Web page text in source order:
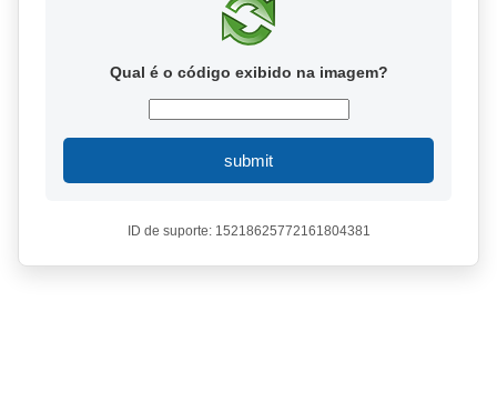
Qual é o código exibido na imagem?
submit
ID de suporte: 15218625772161804381